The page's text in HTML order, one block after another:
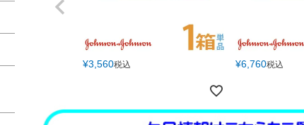
¥3,560税込 ¥6,760税込